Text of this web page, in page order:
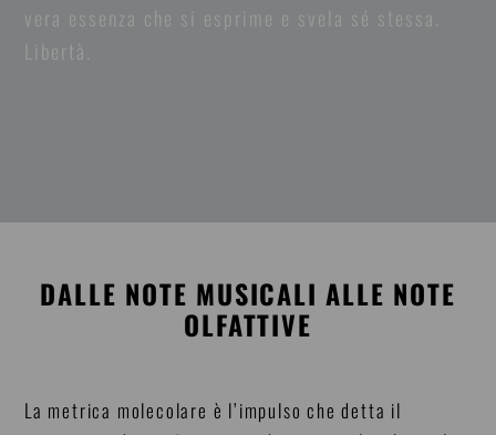
vera essenza che si esprime e svela sé stessa.
Libertà.
DALLE NOTE MUSICALI ALLE NOTE
OLFATTIVE
La metrica molecolare è l’impulso che detta il